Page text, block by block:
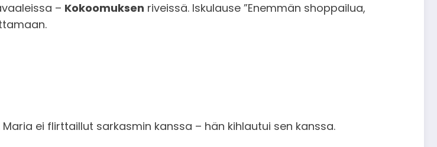
– Kokoomuksen riveissä. Iskulause ”Enemmän shoppailua,
ei flirttaillut sarkasmin kanssa – hän kihlautui sen kanssa.